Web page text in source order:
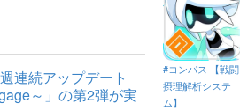
連続アップデート
～」の第2弾が実
#コンパス 【戦闘
摂理解析システ
ム】